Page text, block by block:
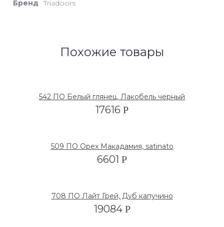
Бренд Triadoors
Похожие товары
542 ПО Белый глянец, Лакобель черный
17616 Р
509 ПО Орех Макадамия, satinato
6601 Р
708 ПО Лайт Грей, Дуб капучино
19084 Р